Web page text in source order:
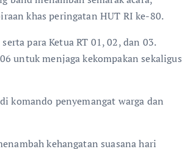
khas peringatan HUT RI ke-80.
para Ketua RT 01, 02, dan 03.
untuk menjaga kekompakan sekaligus
komando penyemangat warga dan
kehangatan suasana hari